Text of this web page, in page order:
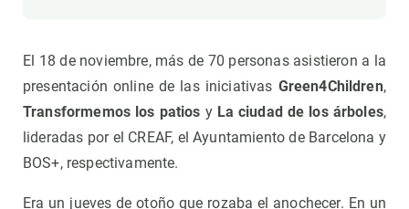
El 18 de noviembre, más de 70 personas asistieron a la
presentación online de las iniciativas Green4Children,
Transformemos los patios y La ciudad de los árboles,
lideradas por el CREAF, el Ayuntamiento de Barcelona y
BOS+, respectivamente.
Era un jueves de otoño que rozaba el anochecer. En un